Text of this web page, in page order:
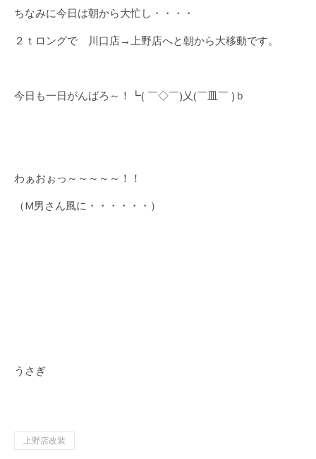
ちなみに今日は朝から大忙し・・・・
２ｔロングで 川口店→上野店へと朝から大移動です。
今日も一日がんばろ～！┗( ￣◇￣)乂(￣皿￣ )ｂ
わぁおぉっ～～～～～！！
（M男さん風に・・・・・・）
うさぎ
上野店改装